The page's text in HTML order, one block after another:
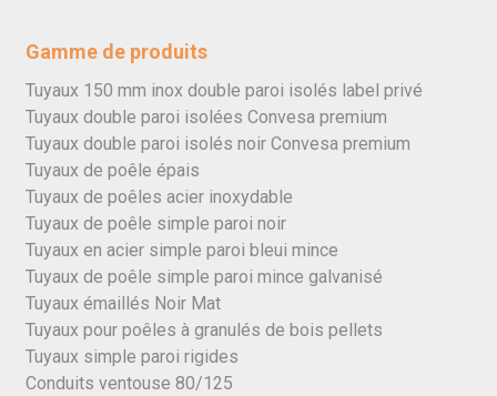
Gamme de produits
Tuyaux 150 mm inox double paroi isolés label privé
Tuyaux double paroi isolées Convesa premium
Tuyaux double paroi isolés noir Convesa premium
Tuyaux de poêle épais
Tuyaux de poêles acier inoxydable
Tuyaux de poêle simple paroi noir
Tuyaux en acier simple paroi bleui mince
Tuyaux de poêle simple paroi mince galvanisé
Tuyaux émaillés Noir Mat
Tuyaux pour poêles à granulés de bois pellets
Tuyaux simple paroi rigides
Conduits ventouse 80/125